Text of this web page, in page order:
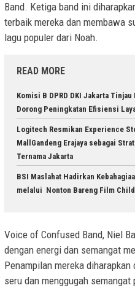
Band. Ketiga band ini
terbaik mereka dan membawa
lagu populer dari Noah.
READ MORE
Komisi B DPRD DKI Jakarta Tinjau
Dorong Peningkatan Efisiensi
Logitech Resmikan Experience
MallGandeng Erajaya sebagai
Ternama Jakarta
BSI Maslahat Hadirkan
melalui Nonton Bareng Film
Voice of Confused Band, Niel
dengan energi dan semangat
Penampilan mereka
seru dan menggugah